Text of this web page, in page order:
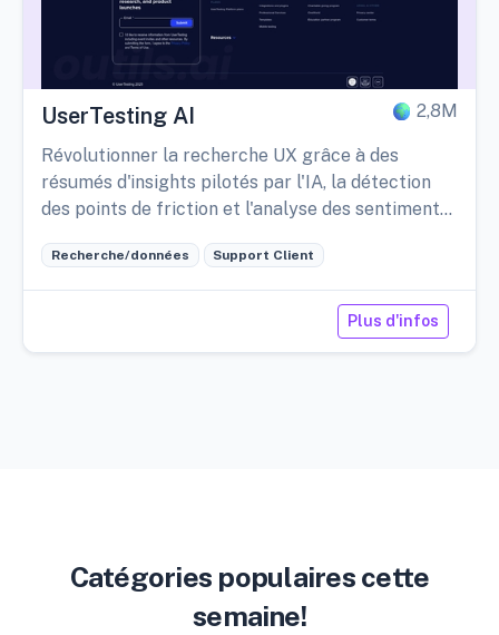
UserTesting AI 2,8M
Révolutionner la recherche UX grâce à des
résumés d'insights pilotés par l'IA, la détection
des points de friction et l'analyse des sentiments,
l'utilisateur et pleines d'impact.
Recherche/données Support Client
Plus d'infos
Catégories populaires cette
semaine!